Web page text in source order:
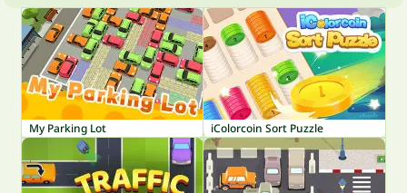
My Parking Lot iColorcoin Sort Puzzle